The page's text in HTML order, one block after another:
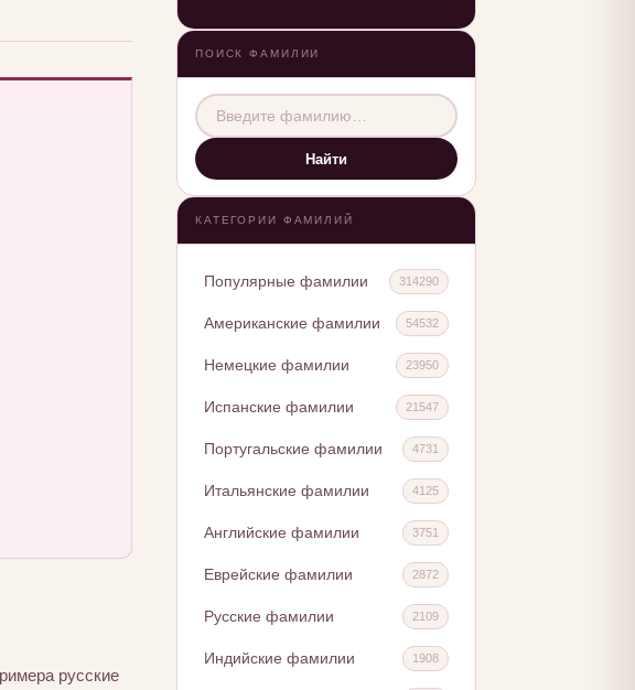
русские
ПОИСК ФАМИЛИИ
Найти
КАТЕГОРИИ ФАМИЛИЙ
Популярные фамилии 314290
Американские фамилии 54532
Немецкие фамилии 23950
Испанские фамилии 21547
Португальские фамилии 4731
Итальянские фамилии 4125
Английские фамилии 3751
Еврейские фамилии 2872
Русские фамилии 2109
Индийские фамилии 1908